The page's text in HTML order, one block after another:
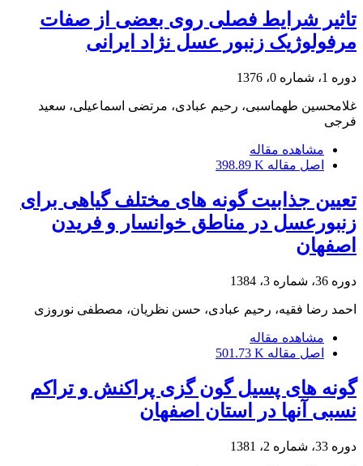
تاثیر شرایط فصلی روی بعضی از صفات
مرفولوژیک زنبور عسل نژاد ایرانی
دوره 1، شماره 0، 1376
غلامحسین طهماسبی، رحیم عبادی، مرتضی اسماعیلی، سعید
فرجی
مشاهده مقاله
اصل مقاله 398.89 K
تعیین جذابیت گونه های مختلف گیاهی برای
زنبورعسل در مناطق خوانسار و فریدن
اصفهان
دوره 36، شماره 3، 1384
احمد رضا فقیه، رحیم عبادی، حسن نظریان، مصطفی نوروزی
مشاهده مقاله
اصل مقاله 501.73 K
گونه های پسیل گون گزی پراکنش و تراکم
نسبی آنها در استان اصفهان
دوره 33، شماره 2، 1381